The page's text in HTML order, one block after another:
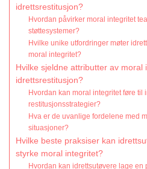
idrettsrestitusjon?
Hvordan påvirker moral integritet
støttesystemer?
Hvilke unike utfordringer møter
moral integritet?
Hvilke sjeldne attributter av moral
idrettsrestitusjon?
Hvordan kan moral integritet føre til
restitusjonsstrategier?
Hva er de uvanlige fordelene med
situasjoner?
Hvilke beste praksiser kan
styrke moral integritet?
Hvordan kan idrettsutøvere lage en